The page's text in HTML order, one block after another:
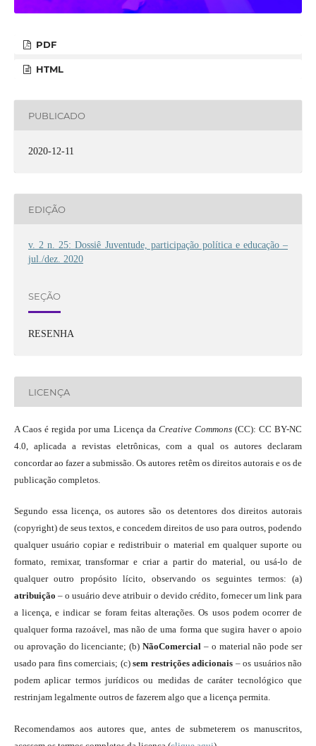
PDF
HTML
PUBLICADO
2020-12-11
EDIÇÃO
v. 2 n. 25: Dossiê Juventude, participação política e educação –
jul./dez. 2020
SEÇÃO
RESENHA
LICENÇA
A Caos é regida por uma Licença da Creative Commons(CC): CC BY-NC
4.0, aplicada a revistas eletrônicas, com a qual os autores declaram
concordar ao fazer a submissão. Os autores retêm os direitos autorais e os de
publicação completos.
Segundo essa licença, os autores são os detentores dos direitos autorais
(copyright) de seus textos, e concedem direitos de uso para outros, podendo
qualquer usuário copiar e redistribuir o material em qualquer suporte ou
formato, remixar, transformar e criar a partir do material, ou usá-lo de
qualquer outro propósito lícito, observando os seguintes termos: (a)
atribuição – o usuário deve atribuir o devido crédito, fornecer um link para
a licença, e indicar se foram feitas alterações. Os usos podem ocorrer de
qualquer forma razoável, mas não de uma forma que sugira haver o apoio
ou aprovação do licenciante; (b)NãoComercial – o material não pode ser
usado para fins comerciais; (c)sem restrições adicionais – os usuários não
podem aplicar termos jurídicos ou medidas de caráter tecnológico que
restrinjam legalmente outros de fazerem algo que a licença permita.
Recomendamos aos autores que, antes de submeterem os manuscritos,